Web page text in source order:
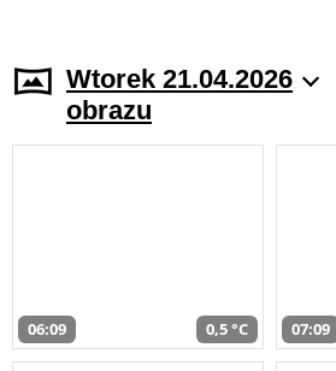
Wtorek 21.04.2026
obrazu
06:09 0,5 °C 07:09